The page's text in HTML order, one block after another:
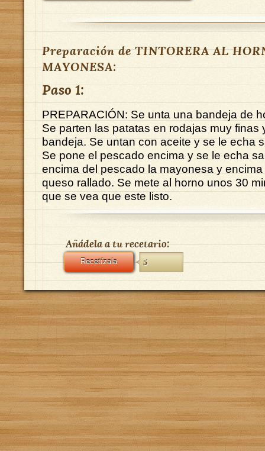
Preparación de TINTORERA AL
MAYONESA:
Paso 1:
PREPARACIÓN: Se unta una bandeja de
Se parten las patatas en rodajas muy finas
bandeja. Se untan con aceite y se le echa
Se pone el pescado encima y se le echa
encima del pescado la mayonesa y
queso rallado. Se mete al horno unos 30
que se vea que este listo.
Añádela a tu recetario:
Recetízala 5